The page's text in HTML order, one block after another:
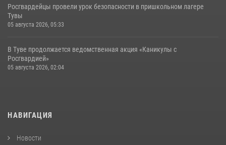
Росгвардейцы провели урок безопасности в пришкольном лагере
Тувы
05 августа 2026, 05:33
В Туве продолжается ведомственная акция «Каникулы с
Росгвардией»
05 августа 2026, 02:04
НАВИГАЦИЯ
Новости